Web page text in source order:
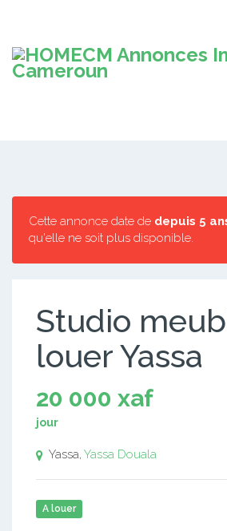
Cette annonce date de depuis 5
qu'elle ne soit plus disponible.
Studio
louer Yassa
20 000 xaf
jour
Yassa, Yassa Douala
A louer